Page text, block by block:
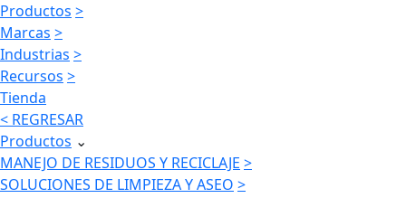
Productos >
Marcas >
Industrias >
Recursos >
Tienda
< REGRESAR
Productos ⌄
MANEJO DE RESIDUOS Y RECICLAJE >
SOLUCIONES DE LIMPIEZA Y ASEO >